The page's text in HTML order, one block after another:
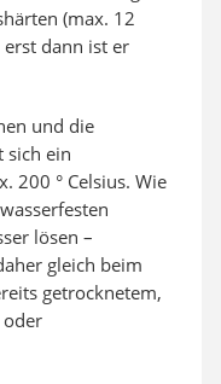
(max. 12
dann ist er
und die
sich ein
200 ° Celsius. Wie
lösen –
gleich beim
getrocknetem,
oder